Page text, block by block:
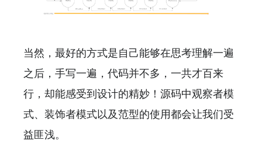
当然，最好的方式是自己能够在思考理解一遍
之后，手写一遍，代码并不多，一共才百来
行，却能感受到设计的精妙！源码中观察者模
式、装饰者模式以及范型的使用都会让我们受
益匪浅。